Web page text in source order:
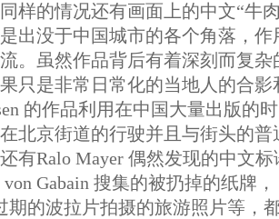
样的情况还有画面上的中文“牛
出没于中国城市的各个角落，
。虽然作品背后有着深刻而复
只是非常日常化的当地人的合影
的作品利用在中国大量出版的
北京街道的行驶并且与街头的
有Ralo Mayer 偶然发现的中文
Gabain 搜集的被扔掉的纸牌，
期的波拉片拍摄的旅游照片等，